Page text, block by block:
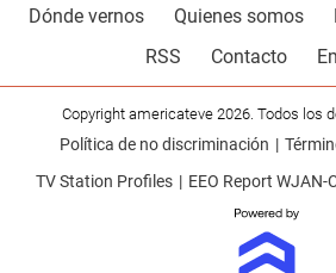
Dónde vernos Quienes somos
RSS
Contacto
Copyright americateve 2026. Todos los
Política de no discriminación
TV Station Profiles
EEO Report WJAN-